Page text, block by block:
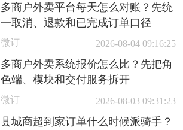
多商户外卖平台每天怎么对账？先统
一取消、退款和已完成订单口径
微订 2026-08-04 09:16:25
多商户外卖系统报价怎么比？先把角
色端、模块和交付服务拆开
微订 2026-08-03 09:31:23
县城商超到家订单什么时候派骑手？